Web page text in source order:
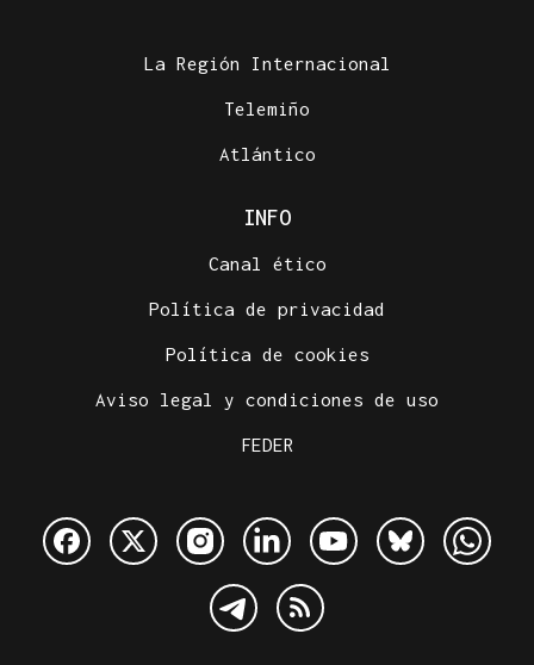
La Región Internacional
Telemiño
Atlántico
INFO
Canal ético
Política de privacidad
Política de cookies
Aviso legal y condiciones de uso
FEDER